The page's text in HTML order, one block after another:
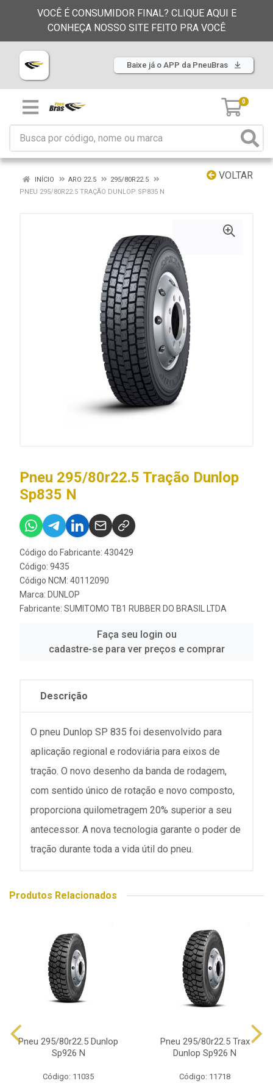
VOCÊ É CONSUMIDOR FINAL? CLIQUE AQUI E
CONHEÇA NOSSO SITE FEITO PRA VOCÊ
Baixe já o APP da PneuBras
0
VOLTAR
INÍCIO ARO 22.5
295/80R22.5
PNEU 295/80R22.5 TRAÇÃO DUNLOP SP835 N
Pneu 295/80r22.5 Tração Dunlop
Sp835 N
Código do Fabricante: 430429
Código: 9435
Código NCM: 40112090
Marca: DUNLOP
Fabricante: SUMITOMO TB1 RUBBER DO BRASIL LTDA
Faça seu login ou
cadastre-se para ver preços e comprar
Descrição
O pneu Dunlop SP 835 foi desenvolvido para
aplicação regional e rodoviária para eixos de
tração. O novo desenho da banda de rodagem,
com sentido único de rotação e novo composto,
proporciona quilometragem 20% superior a seu
antecessor. A nova tecnologia garante o poder de
tração durante toda a vida útil do pneu.
Produtos Relacionados
Pneu 295/80r22.5 Dunlop
Sp926 N
Código: 11035
Pneu 295/80r22.5 Trax
Dunlop Sp926 N
Código: 11718